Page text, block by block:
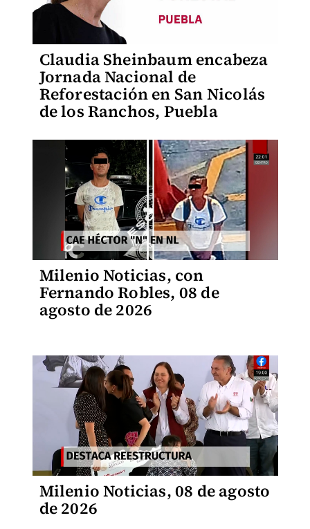
Claudia Sheinbaum encabeza
Jornada Nacional de
Reforestación en San Nicolás
de los Ranchos, Puebla
Milenio Noticias, con
Fernando Robles, 08 de
agosto de 2026
Milenio Noticias, 08 de agosto
de 2026